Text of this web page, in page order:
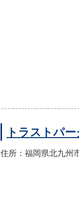
トラストパ
住所：福岡県北九州